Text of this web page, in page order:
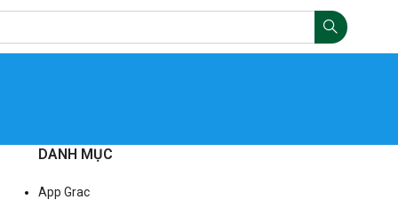
DANH MỤC
App Grac